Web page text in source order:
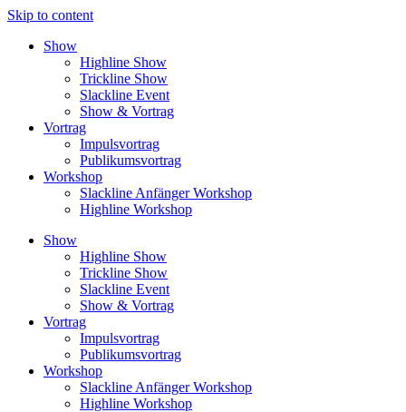
Skip to content
Show
Highline Show
Trickline Show
Slackline Event
Show & Vortrag
Vortrag
Impulsvortrag
Publikumsvortrag
Workshop
Slackline Anfänger Workshop
Highline Workshop
Show
Highline Show
Trickline Show
Slackline Event
Show & Vortrag
Vortrag
Impulsvortrag
Publikumsvortrag
Workshop
Slackline Anfänger Workshop
Highline Workshop